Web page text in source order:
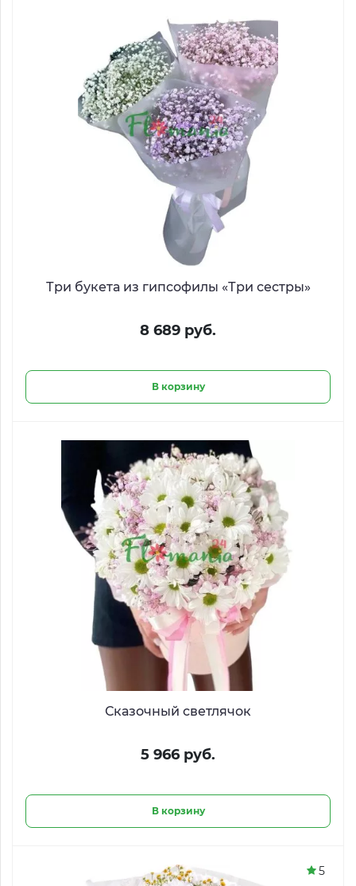
Три букета из гипсофилы «Три сестры»
8 689 руб.
В корзину
Сказочный светлячок
5 966 руб.
В корзину
5